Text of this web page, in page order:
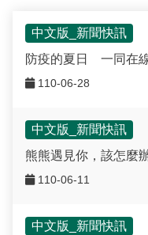
梅山遊客中心
線上預約
線上預約申請
線上預約進度查詢
登高登頂紀念證書申辦
防疫期間登山守則
馬博拉斯橫斷步道系統
植物
玉山腳下的子民
黑熊通報
黑熊骨骼標本特展
科研成果
路死動物調查成果
生態保育資訊
採集證申請
生物多樣性平台
Taibif系統
旅遊摺頁
我們的願景
處長簡介
法律規範
預決算及會計報告
通盤檢討
數位典藏
意見信箱
檔案應用專區
線上檔案展
檔案應用申請服務
民眾申辦服務
民眾申辦服務
日本語
Bahasa Melayu
網站導覽
首長信箱
RSS訂閱
Facebook
中文版_新聞快訊
防疫的夏日 一同在
110-06-28
中文版_新聞快訊
熊熊遇見你，該怎麼
110-06-11
中文版_新聞快訊